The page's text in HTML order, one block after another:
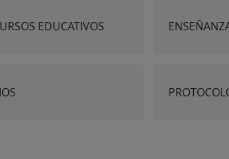
EDUCATIVOS